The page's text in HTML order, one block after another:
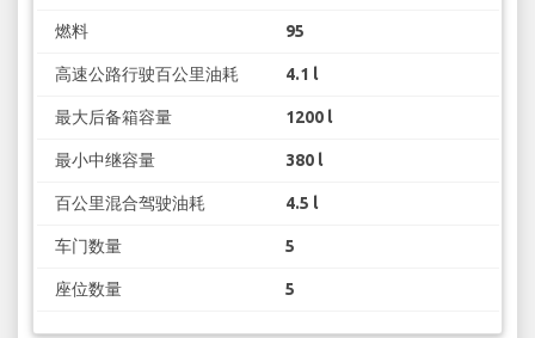
燃料 95
高速公路行驶百公里油耗 4.1 l
最大后备箱容量 1200 l
最小中继容量 380 l
百公里混合驾驶油耗 4.5 l
车门数量 5
座位数量 5